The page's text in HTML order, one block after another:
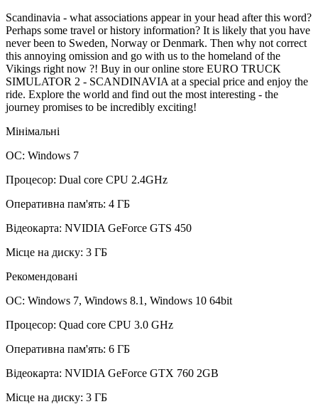
Scandinavia - what associations appear in your head after this word?
Perhaps some travel or history information? It is likely that you have
never been to Sweden, Norway or Denmark. Then why not correct
this annoying omission and go with us to the homeland of the
Vikings right now ?! Buy in our online store EURO TRUCK
SIMULATOR 2 - SCANDINAVIA at a special price and enjoy the
ride. Explore the world and find out the most interesting - the
journey promises to be incredibly exciting!
Мінімальні
ОС: Windows 7
Процесор: Dual core CPU 2.4GHz
Оперативна пам'ять: 4 ГБ
Відеокарта: NVIDIA GeForce GTS 450
Місце на диску: 3 ГБ
Рекомендовані
ОС: Windows 7, Windows 8.1, Windows 10 64bit
Процесор: Quad core CPU 3.0 GHz
Оперативна пам'ять: 6 ГБ
Відеокарта: NVIDIA GeForce GTX 760 2GB
Місце на диску: 3 ГБ